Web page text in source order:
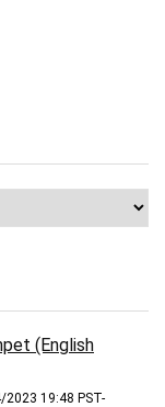
(English
19:48 PST-